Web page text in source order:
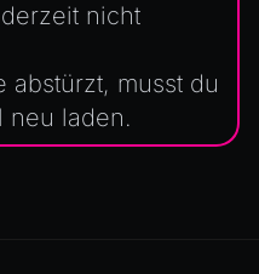
nicht
abstürzt, musst du
neu laden.